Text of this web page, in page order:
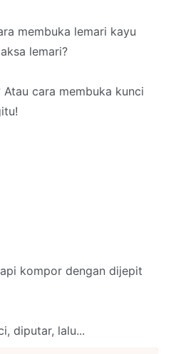
membuka lemari kayu
lemari?
cara membuka kunci
kompor dengan dijepit
diputar, lalu...